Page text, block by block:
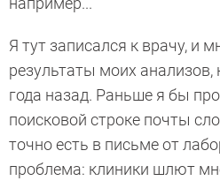
Я тут записался к врачу, и
результаты моих анализов,
года назад. Раньше я бы
поисковой строке почты
точно есть в письме от
проблема: клиники шлют